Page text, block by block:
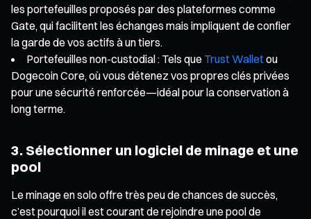
les portefeuilles proposés par des plateformes comme
Gate, qui facilitent les échanges mais impliquent de confier
la garde de vos actifs à un tiers.
Portefeuilles non-custodial : Tels que Trust Walletou
Dogecoin Core, où vous détenez vos propres clés privées
pour une sécurité renforcée—idéal pour la conservation à
long terme.
3. Sélectionner un logiciel de minage et une
pool
Le minage en solo offre très peu de chances de succès,
c’est pourquoi il est courant de rejoindre une pool de